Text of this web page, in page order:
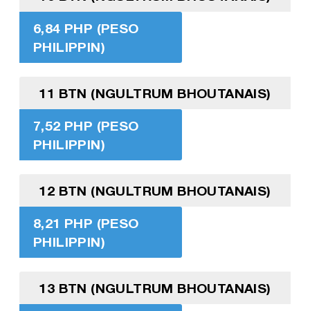
6,84 PHP (PESO
PHILIPPIN)
11 BTN (NGULTRUM BHOUTANAIS)
7,52 PHP (PESO
PHILIPPIN)
12 BTN (NGULTRUM BHOUTANAIS)
8,21 PHP (PESO
PHILIPPIN)
13 BTN (NGULTRUM BHOUTANAIS)